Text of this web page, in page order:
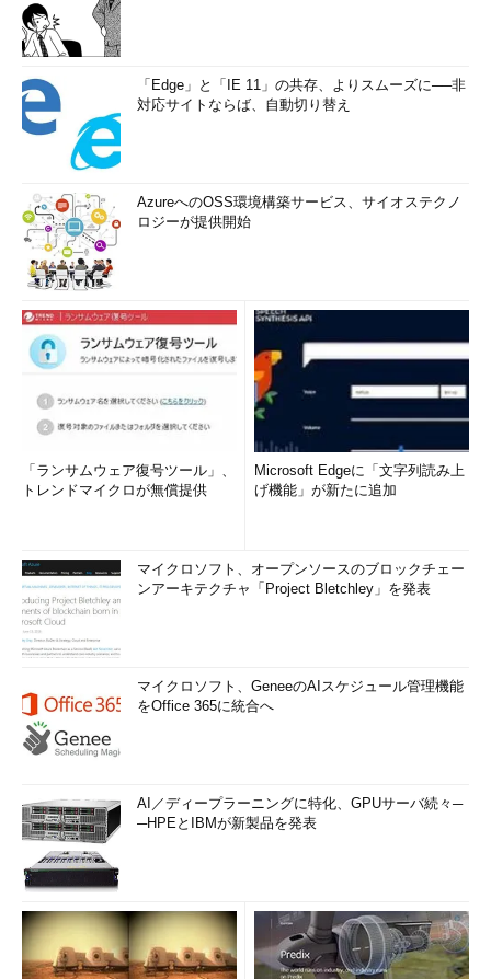
「Edge」と「IE 11」の共存、よりスムーズに──非
対応サイトならば、自動切り替え
AzureへのOSS環境構築サービス、サイオステクノ
ロジーが提供開始
「ランサムウェア復号ツール」、
トレンドマイクロが無償提供
Microsoft Edgeに「文字列読み上
げ機能」が新たに追加
マイクロソフト、オープンソースのブロックチェー
ンアーキテクチャ「Project Bletchley」を発表
マイクロソフト、GeneeのAIスケジュール管理機能
をOffice 365に統合へ
AI／ディープラーニングに特化、GPUサーバ続々─
─HPEとIBMが新製品を発表